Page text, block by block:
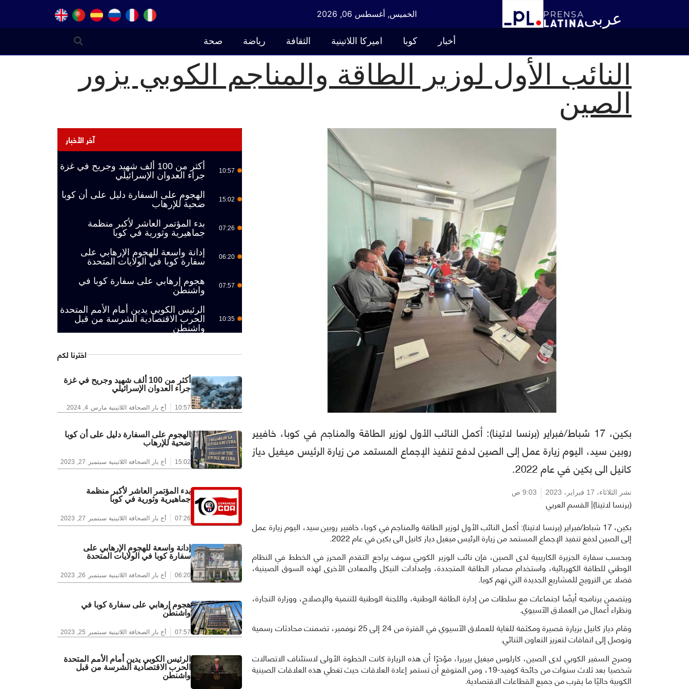
عربى الخميس, أغسطس 06, 2026
أخبار كوبا اميركا اللاتينية الثقافة رياضة صحة
النائب الأول لوزير الطاقة والمناجم الكوبي يزور
الصين
بكين، 17 شباط/فبراير (برنسا لاتينا): أكمل النائب الأول لوزير الطاقة والمناجم في كوبا، خافيير
روبين سيد، اليوم زيارة عمل إلى الصين لدفع تنفيذ الإجماع المستمد من زيارة الرئيس ميغيل دياز
كانيل الى بكين في عام 2022.
نشر الثلاثاء، 17 فبراير، 2023 9:03 ص
(برنسا لاتينا)| القسم العربي
بكين، 17 شباط/فبراير (برنسا لاتينا): أكمل النائب الأول لوزير الطاقة والمناجم في كوبا، خافيير روبين سيد، اليوم زيارة عمل
إلى الصين لدفع تنفيذ الإجماع المستمد من زيارة الرئيس ميغيل دياز كانيل الى بكين في عام 2022.
وبحسب سفارة الجزيرة الكاريبية لدى الصين، فإن نائب الوزير الكوبي سوف يراجع التقدم المحرز في الخطط في النظام
الوطني للطاقة الكهربائية، واستخدام مصادر الطاقة المتجددة، وإمدادات النيكل والمعادن الأخرى لهذه السوق الصينية،
فضلا عن الترويج للمشاريع الجديدة التي تهم كوبا.
ويتضمن برنامجه أيضًا اجتماعات مع سلطات من إدارة الطاقة الوطنية، واللجنة الوطنية للتنمية والإصلاح، ووزارة التجارة،
ونظراء أعمال من العملاق الآسيوي.
وقام دياز كانيل بزيارة قصيرة ومكثفة للغاية للعملاق الآسيوي في الفترة من 24 إلى 25 نوفمبر، تضمنت محادثات رسمية
وتوصل إلى اتفاقات لتعزيز التعاون الثنائي.
وصرح السفير الكوبي لدى الصين، كارلوس ميغيل بيريرا، مؤخرًا أن هذه الزيارة كانت الخطوة الأولى لاستئناف الاتصالات
شخصيا بعد ثلاث سنوات من جائحة كوفيد-19، ومن المتوقع أن تستمر إعادة العلاقات حيث تغطي هذه العلاقات الصينية
الكوبية حاليًا ما يقرب من جميع القطاعات الاقتصادية.
آخر الأخبار
10:57
أكثر من 100 ألف شهيد وجريح في غزة
جراء العدوان الإسرائيلي
15:02
الهجوم على السفارة دليل على أن كوبا
ضحية للإرهاب
07:26
بدء المؤتمر العاشر لأكبر منظمة
جماهيرية وثورية في كوبا
06:20
إدانة واسعة للهجوم الإرهابي على
سفارة كوبا في الولايات المتحدة
07:57
هجوم إرهابي على سفارة كوبا في
واشنطن
10:35
الرئيس الكوبي يدين أمام الأمم المتحدة
الحرب الاقتصادية الشرسة من قبل
واشنطن
اخترنا لكم
أكثر من 100 ألف شهيد وجريح في غزة
جراء العدوان الإسرائيلي
10:57 أخ بار الصحافة اللاتينيةمارس 4, 2024
الهجوم على السفارة دليل على أن كوبا
ضحية للإرهاب
15:02 أخ بار الصحافة اللاتينية سبتمبر 27, 2023
بدء المؤتمر العاشر لأكبر منظمة
جماهيرية وثورية في كوبا
07:26 أخ بار الصحافة اللاتينية سبتمبر 27, 2023
إدانة واسعة للهجوم الإرهابي على
سفارة كوبا في الولايات المتحدة
06:20 أخ بار الصحافة اللاتينية سبتمبر 26, 2023
هجوم إرهابي على سفارة كوبا في
واشنطن
07:57 أخ بار الصحافة اللاتينية سبتمبر 25, 2023
الرئيس الكوبي يدين أمام الأمم المتحدة
الحرب الاقتصادية الشرسة من قبل
واشنطن